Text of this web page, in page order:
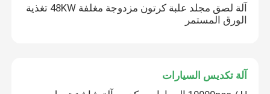
آلة لصق مجلد علبة كرتون مزدوجة مغلفة 48KW تغذية
الورق المستمر
آلة تكديس السيارات